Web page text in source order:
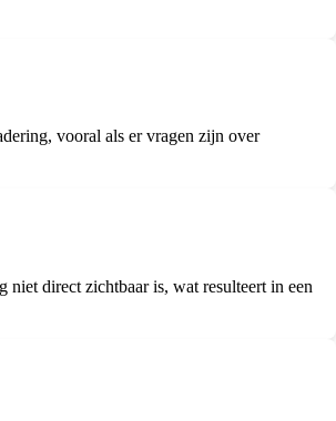
vooral als er vragen zijn over
direct zichtbaar is, wat resulteert in een